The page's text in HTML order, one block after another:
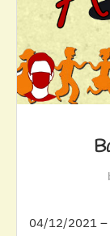
04/12/2021 –